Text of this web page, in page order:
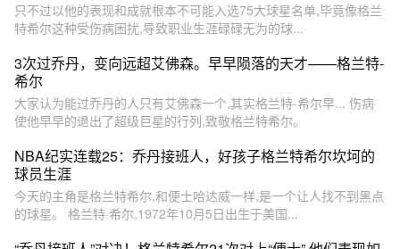
只不过以他的表现和成就根本不可能入选75大球星名单,毕竟像格兰
特希尔这种受伤病困扰,导致职业生涯碌碌无为的球...
3次过乔丹，变向远超艾佛森。早早陨落的天才——格兰特-
希尔
大家认为能过乔丹的人只有艾佛森一个,其实格兰特-希尔早... 伤病
使他早早的退出了超级巨星的行列,致敬格兰特希尔。
NBA纪实连载25：乔丹接班人，好孩子格兰特希尔坎坷的
球员生涯
今天的主角是格兰特希尔,和便士哈达威一样,是一个让人找不到黑点
的球星。 格兰特·希尔,1972年10月5日出生于美国...